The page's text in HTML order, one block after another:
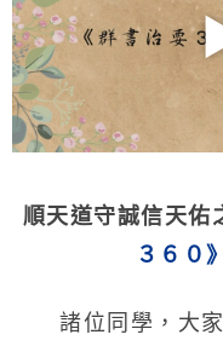
順天道守誠信天佑
３６０
諸位同學，大家